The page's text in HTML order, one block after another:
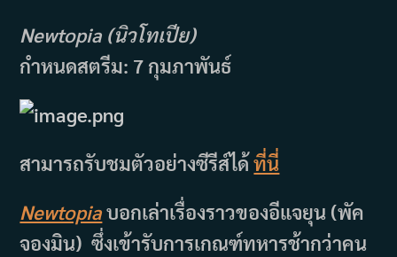
Newtopia (นิวโทเปีย)
กำหนดสตรีม: 7 กุมภาพันธ์
สามารถรับชมตัวอย่างซีรีส์ได้ที่นี่
Newtopiaบอกเล่าเรื่องราวของอีแจยุน (พัค
จองมิน) ซึ่งเข้ารับการเกณฑ์ทหารช้ากว่าคน